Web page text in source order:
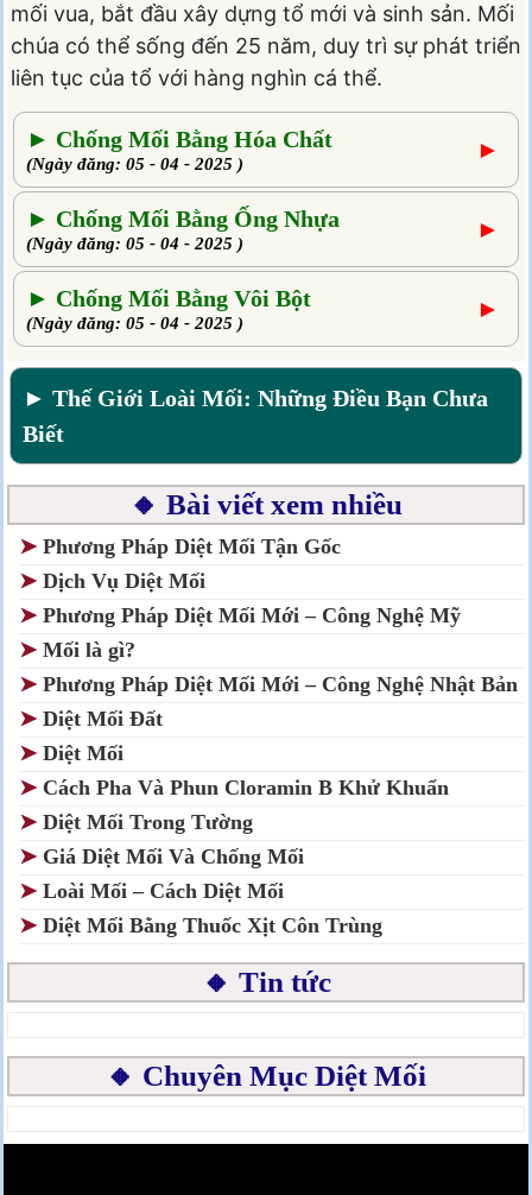
mối vua, bắt đầu xây dựng tổ mới và sinh sản. Mối
chúa có thể sống đến 25 năm, duy trì sự phát triển
liên tục của tổ với hàng nghìn cá thể.
► Chống Mối Bằng Hóa Chất
(Ngày đăng: 05 - 04 - 2025 )
►
► Chống Mối Bằng Ống Nhựa
(Ngày đăng: 05 - 04 - 2025 )
►
► Chống Mối Bằng Vôi Bột
(Ngày đăng: 05 - 04 - 2025 )
►
► Thế Giới Loài Mối: Những Điều Bạn Chưa
Biết
🔸 Bài viết xem nhiều
➤ Phương Pháp Diệt Mối Tận Gốc
➤ Dịch Vụ Diệt Mối
➤ Phương Pháp Diệt Mối Mới – Công Nghệ Mỹ
➤ Mối là gì?
➤ Phương Pháp Diệt Mối Mới – Công Nghệ Nhật Bản
➤ Diệt Mối Đất
➤ Diệt Mối
➤ Cách Pha Và Phun Cloramin B Khử Khuẩn
➤ Diệt Mối Trong Tường
➤ Giá Diệt Mối Và Chống Mối
➤ Loài Mối – Cách Diệt Mối
➤ Diệt Mối Bằng Thuốc Xịt Côn Trùng
🔸 Tin tức
🔸 Chuyên Mục Diệt Mối